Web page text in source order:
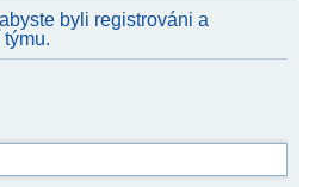
byli registrováni a